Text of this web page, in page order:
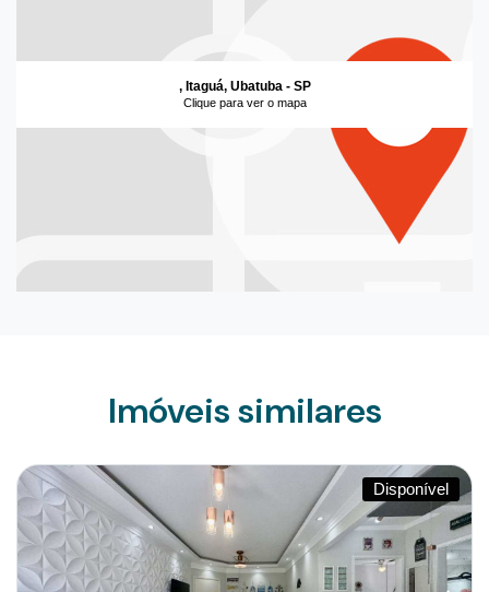
, Itaguá, Ubatuba - SP
Clique para ver o mapa
Imóveis similares
Disponível